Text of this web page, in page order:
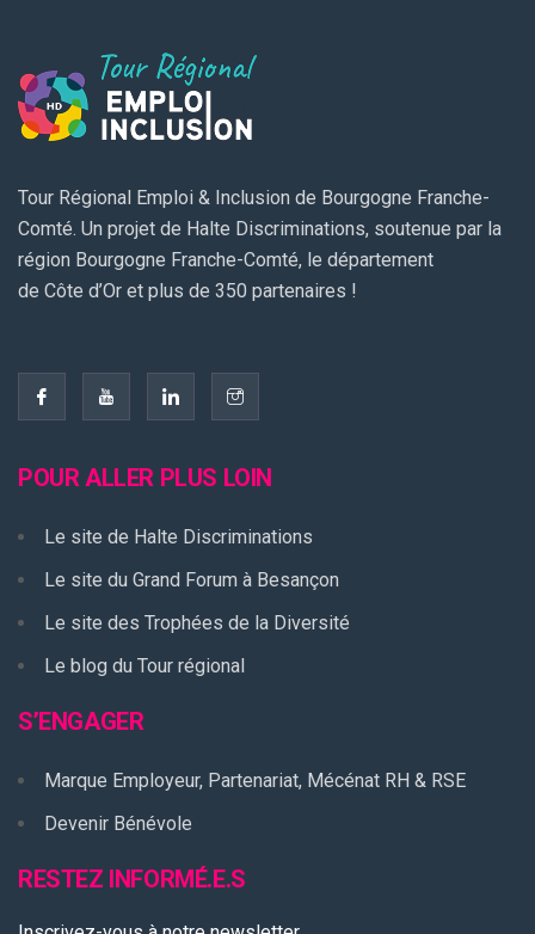
Tour Régional Emploi & Inclusion de Bourgogne Franche-
Comté. Un projet de Halte Discriminations, soutenue par la
région Bourgogne Franche-Comté, le département
de Côte d’Or et plus de 350 partenaires !
POUR ALLER PLUS LOIN
Le site de Halte Discriminations
Le site du Grand Forum à Besançon
Le site des Trophées de la Diversité
Le blog du Tour régional
S’ENGAGER
Marque Employeur, Partenariat, Mécénat RH & RSE
Devenir Bénévole
RESTEZ INFORMÉ.E.S